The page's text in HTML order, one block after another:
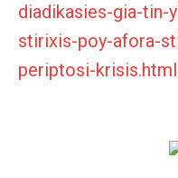
diadikasies-gia-
stirixis-poy-afora-
periptosi-krisis.html